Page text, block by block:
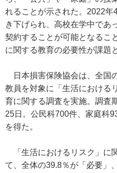
れることが示された。2022年
き下げられ、高校在学中であ
契約することが可能となるこ
に関する教育の必要性が課題
日本損害保険協会は、全国
教員を対象に「生活における
育に関する調査を実施。調査
25日。公民科700件、家庭科
を得た。
「生活におけるリスク」に
て、全体の39.8％が「必要」